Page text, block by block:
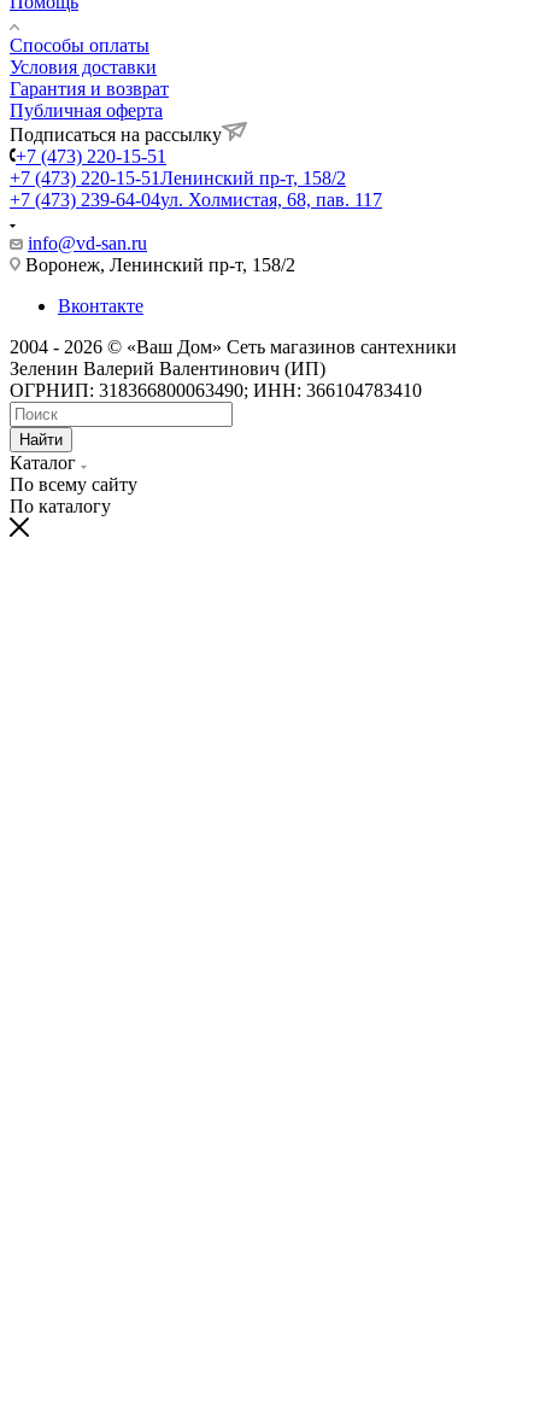
Способы оплаты
Условия доставки
Гарантия и возврат
Публичная оферта
Подписаться на рассылку
+7 (473) 220-15-51
+7 (473) 220-15-51Ленинский пр-т, 158/2
+7 (473) 239-64-04ул. Холмистая, 68, пав. 117
info@vd-san.ru
Воронеж, Ленинский пр-т, 158/2
Вконтакте
2004 - 2026 © «Ваш Дом» Сеть магазинов сантехники
Зеленин Валерий Валентинович (ИП)
ОГРНИП: 318366800063490; ИНН: 366104783410
Найти
Каталог
По всему сайту
По каталогу